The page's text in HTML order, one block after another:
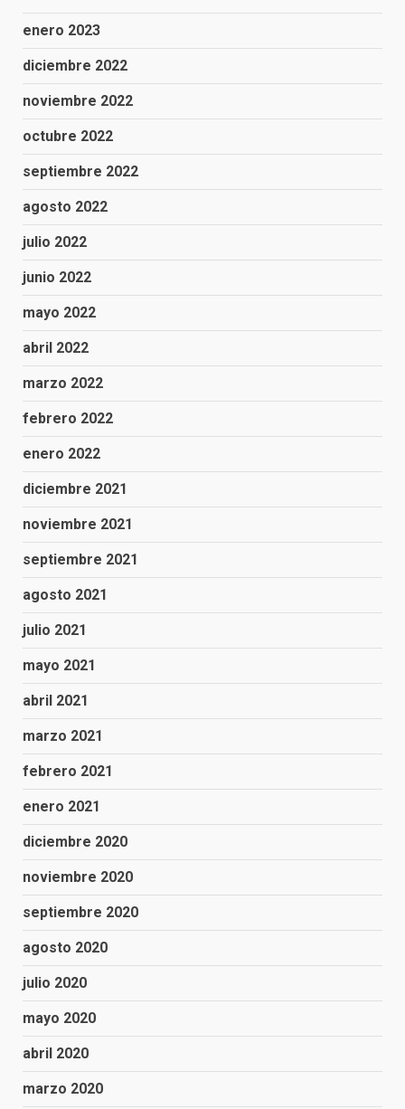
enero 2023
diciembre 2022
noviembre 2022
octubre 2022
septiembre 2022
agosto 2022
julio 2022
junio 2022
mayo 2022
abril 2022
marzo 2022
febrero 2022
enero 2022
diciembre 2021
noviembre 2021
septiembre 2021
agosto 2021
julio 2021
mayo 2021
abril 2021
marzo 2021
febrero 2021
enero 2021
diciembre 2020
noviembre 2020
septiembre 2020
agosto 2020
julio 2020
mayo 2020
abril 2020
marzo 2020